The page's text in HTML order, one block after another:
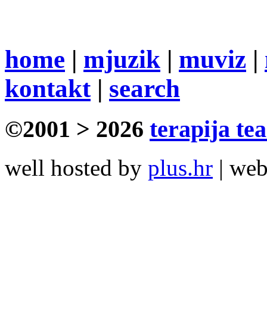
home | mjuzik | muviz |
kontakt| search
©2001 > 2026 terapija
well hosted by plus.hr |